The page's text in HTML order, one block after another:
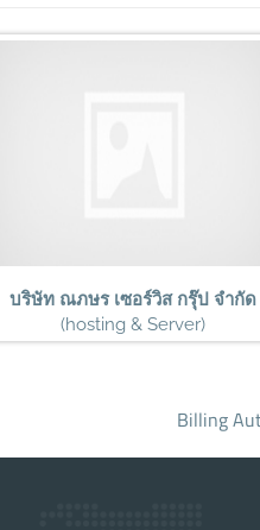
บริษัท ณภษร เซอร์วิส กรุ๊ป จำกัด
(hosting & Server)
Billing